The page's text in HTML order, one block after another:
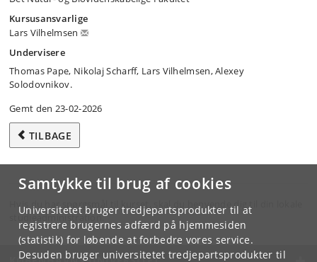
Samtykke til brug af cookies
Universitetet bruger tredjepartsprodukter til at
registrere brugernes adfærd på hjemmesiden
(statistik) for løbende at forbedre vores service.
Desuden bruger universitetet tredjepartsprodukter til
Kursusansvarlige
Lars Vilhelmsen
Undervisere
Thomas Pape, Nikolaj Scharff, Lars Vilhelmsen, Alexey
Solodovnikov.
Gemt den 23-02-2026
TILBAGE
Hvis du har spørgsmål til kurset, skal du henvende dig til din lokale
studieadministration.